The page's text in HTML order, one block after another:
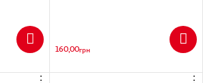
160,00грн
⋮ ⋮